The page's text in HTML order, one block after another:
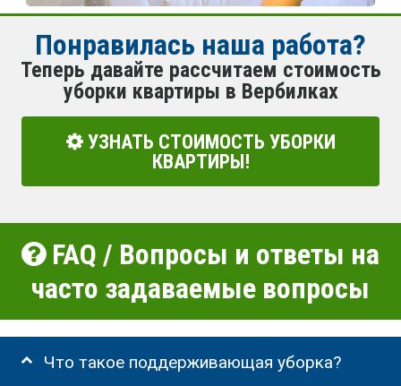
Понравилась наша работа?
Теперь давайте рассчитаем стоимость
уборки квартиры в Вербилках
УЗНАТЬ СТОИМОСТЬ УБОРКИ
КВАРТИРЫ!
FAQ / Вопросы и ответы на
часто задаваемые вопросы
Что такое поддерживающая уборка?